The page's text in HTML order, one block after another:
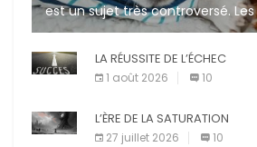
est un sujet très controversé.
affirment que la présence de
LA RÉUSSITE DE L’ÉCHEC
1 août 2026 10
L’ÈRE DE LA SATURATION
27 juillet 2026 10